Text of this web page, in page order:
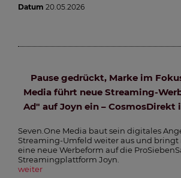
Datum 20.05.2026
Pause gedrückt, Marke im
Media führt neue Streaming-
Ad" auf Joyn ein – CosmosDirekt
Seven.One Media baut sein digitales
Streaming-Umfeld weiter aus und bringt
eine neue Werbeform auf die
Streamingplattform Joyn.
weiter